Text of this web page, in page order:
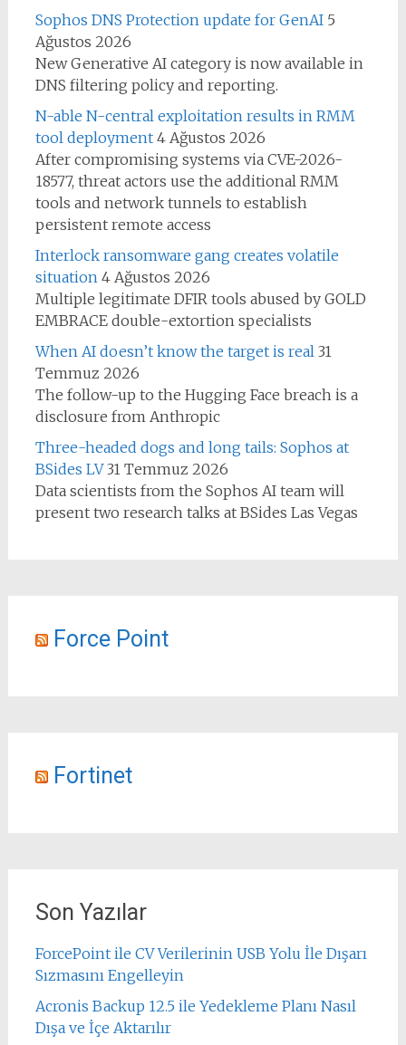
Sophos DNS Protection update for GenAI 5
Ağustos 2026
New Generative AI category is now available in
DNS filtering policy and reporting.
N-able N-central exploitation results in RMM
tool deployment 4 Ağustos 2026
After compromising systems via CVE-2026-
18577, threat actors use the additional RMM
tools and network tunnels to establish
persistent remote access
Interlock ransomware gang creates volatile
situation 4 Ağustos 2026
Multiple legitimate DFIR tools abused by GOLD
EMBRACE double-extortion specialists
When AI doesn’t know the target is real 31
Temmuz 2026
The follow-up to the Hugging Face breach is a
disclosure from Anthropic
Three-headed dogs and long tails: Sophos at
BSides LV 31 Temmuz 2026
Data scientists from the Sophos AI team will
present two research talks at BSides Las Vegas
Force Point
Fortinet
Son Yazılar
ForcePoint ile CV Verilerinin USB Yolu İle Dışarı
Sızmasını Engelleyin
Acronis Backup 12.5 ile Yedekleme Planı Nasıl
Dışa ve İçe Aktarılır